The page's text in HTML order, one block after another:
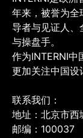
年来，被誉为全
导者与见证人、
与操盘手。
作为INTERNI中
更加关注中国设
联系我们：
地址：北京市
邮编：100037